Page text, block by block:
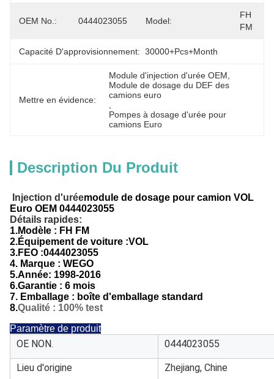
OEM No.: 0444023055 Model:
FH
FM
Capacité D'approvisionnement: 30000+Pcs+Month
Mettre en évidence:
Module d'injection d'urée OEM
Module de dosage du DEF des
camions euro
Pompes à dosage d'urée pour
camions Euro
Description Du Produit
Injection d'uréemodule de dosage pour camion VOL
Euro OEM 0444023055
Détails rapides:
1.Modèle : FH FM
2.Équipement de voiture :VOL
3.FEO :0444023055
4. Marque : WEGO
5.Année: 1998-2016
6.Garantie : 6 mois
7. Emballage : boîte d'emballage standard
8.Qualité : 100% test
Paramètre de produit
OE NON. 0444023055
Lieu d'origine Zhejiang, Chine